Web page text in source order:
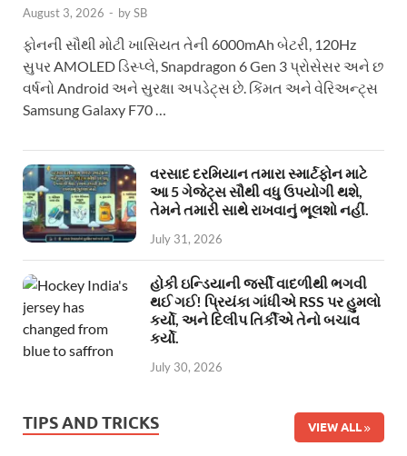
August 3, 2026 - bySB
ફોનની સૌથી મોટી ખાસિયત તેની 6000mAh બેટરી, 120Hz
સુપર AMOLED ડિસ્પ્લે, Snapdragon 6 Gen 3 પ્રોસેસર અને છ
વર્ષનો Android અને સુરક્ષા અપડેટ્સ છે. કિંમત અને વેરિઅન્ટ્સ
Samsung Galaxy F70 …
વરસાદ દરમિયાન તમારા સ્માર્ટફોન માટે
આ 5 ગેજેટ્સ સૌથી વધુ ઉપયોગી થશે,
તેમને તમારી સાથે રાખવાનું ભૂલશો નહીં.
July 31, 2026
હોકી ઇન્ડિયાની જર્સી વાદળીથી ભગવી
થઈ ગઈ! પ્રિયંકા ગાંધીએ RSS પર હુમલો
કર્યો, અને દિલીપ તિર્કીએ તેનો બચાવ
કર્યો.
July 30, 2026
TIPS AND TRICKS VIEW ALL